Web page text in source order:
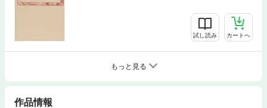
試し読み カートへ
もっと見る
作品情報